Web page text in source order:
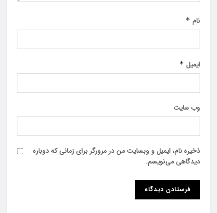
نام *
ایمیل *
وب‌ سایت
ذخیره نام، ایمیل و وبسایت من در مرورگر برای زمانی که دوباره
دیدگاهی می‌نویسم.